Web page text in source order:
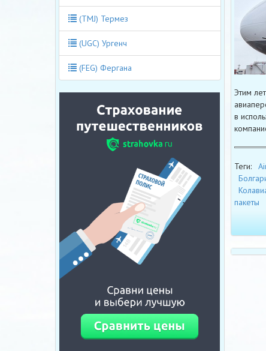
Этим
в
Теги:
пакеты
(TMJ) Термез
(UGC) Ургенч
(FEG) Фергана